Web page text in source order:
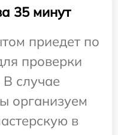
35 минут
приедет по
проверки
В случае
организуем
в